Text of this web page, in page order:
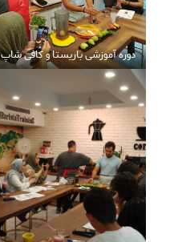
دوره آموزشی باریستا و کافی شاپ